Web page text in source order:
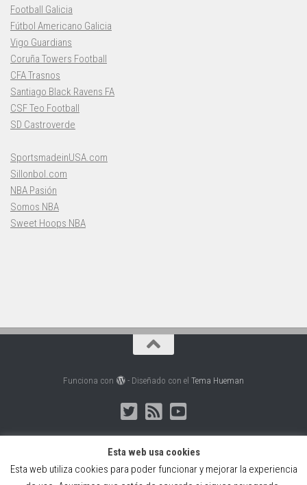
Football Galicia
Fútbol Americano Galicia
Vigo Guardians
Coruña Towers Football
CFA Trasnos
Santiago Black Ravens FA
CSF Teo Football
SD Castroverde
SportsmadeinUSA.com
Sillonbol.com
NBA Pasión
Somos NBA
Sweet Hoops NBA
Funciona con - Diseñado con el Tema Hueman
Web creada, alojada y mantenida por Café Dixital SL - 2026.
Esta web usa cookies
Esta web utiliza cookies para poder funcionar y mejorar la experiencia